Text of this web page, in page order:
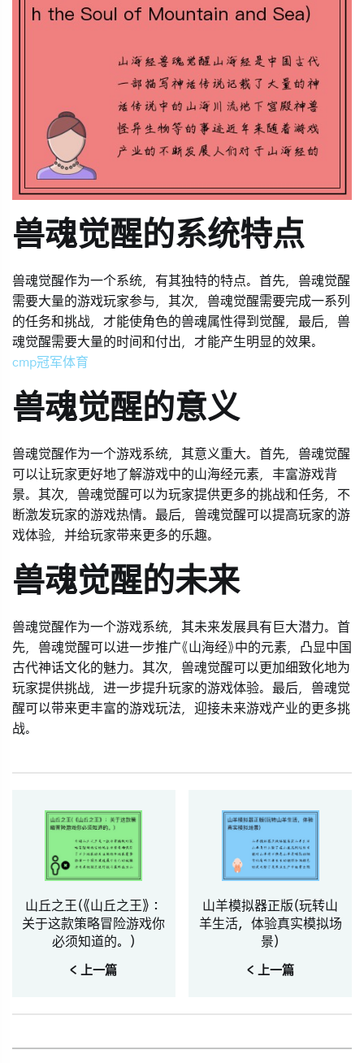
兽魂觉醒的系统特点
兽魂觉醒作为一个系统，有其独特的特点。首先，兽魂觉醒
需要大量的游戏玩家参与，其次，兽魂觉醒需要完成一系列
的任务和挑战，才能使角色的兽魂属性得到觉醒，最后，兽
魂觉醒需要大量的时间和付出，才能产生明显的效果。
cmp冠军体育
兽魂觉醒的意义
兽魂觉醒作为一个游戏系统，其意义重大。首先，兽魂觉醒
可以让玩家更好地了解游戏中的山海经元素，丰富游戏背
景。其次，兽魂觉醒可以为玩家提供更多的挑战和任务，不
断激发玩家的游戏热情。最后，兽魂觉醒可以提高玩家的游
戏体验，并给玩家带来更多的乐趣。
兽魂觉醒的未来
兽魂觉醒作为一个游戏系统，其未来发展具有巨大潜力。首
先，兽魂觉醒可以进一步推广《山海经》中的元素，凸显中国
古代神话文化的魅力。其次，兽魂觉醒可以更加细致化地为
玩家提供挑战，进一步提升玩家的游戏体验。最后，兽魂觉
醒可以带来更丰富的游戏玩法，迎接未来游戏产业的更多挑
战。
山丘之王(《山丘之王》：
关于这款策略冒险游戏你
必须知道的。)
< 上一篇
山羊模拟器正版(玩转山
羊生活，体验真实模拟场
景)
< 上一篇